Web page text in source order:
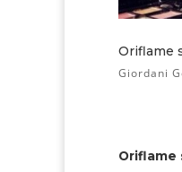
Oriflame
Giordani
Oriflame